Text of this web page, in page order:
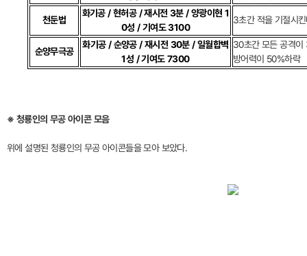
천둔법
화기공 / 현허공 / 재시전 3분 / 양광이현 1
0성 / 기여도 3100
3초간 적을 기절시
순양무극공
화기공 / 순양공 / 재시전 30분 / 일월합벽
1성 / 기여도 7300
30초간 모든 공격이
방어력이 50%하락
※ 청룡인의 무공 아이콘 모음
위에 설명된 청룡인의 무공 아이콘들을 모아 보았다.